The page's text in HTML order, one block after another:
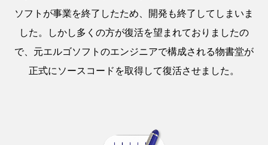
ソフトが事業を終了したため、開発も終了してしまいま
した。しかし多くの方が復活を望まれておりましたの
で、元エルゴソフトのエンジニアで構成される物書堂が
正式にソースコードを取得して復活させました。